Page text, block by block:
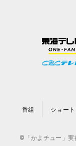
番組 ショート
©「かよチュー」実